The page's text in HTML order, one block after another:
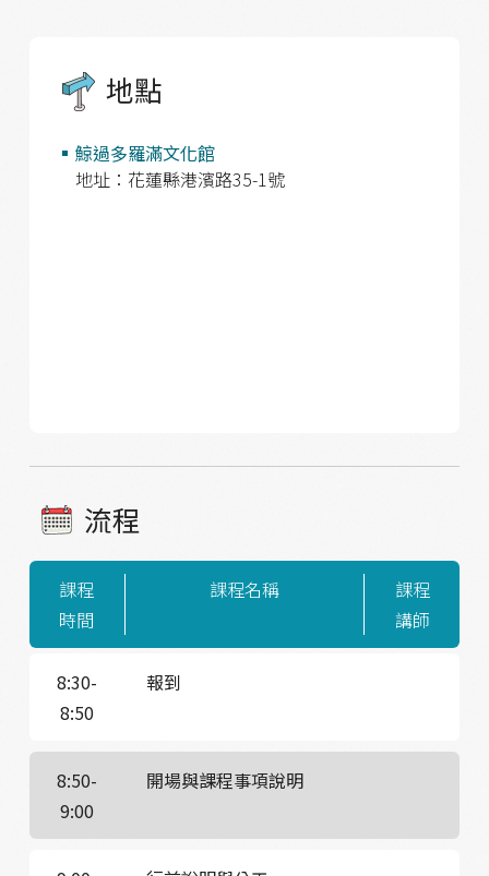
地點
鯨過多羅滿文化館
地址：花蓮縣港濱路35-1號
流程
課程
時間
課程名稱
課程
講師
8:30-
8:50
報到
8:50-
9:00
開場與課程事項說明